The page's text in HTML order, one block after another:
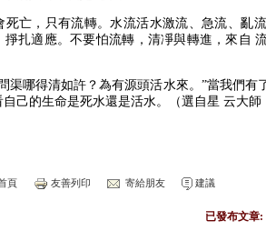
死亡，只有流轉。水流活水激流、急流、亂
掙扎適應。不要怕流轉，清凈與轉進，來自
渠哪得清如許？為有源頭活水來。”當我們有
己的生命是死水還是活水。（選自星 云大師
頁 友善列印 寄給朋友 建議
已發布文章: